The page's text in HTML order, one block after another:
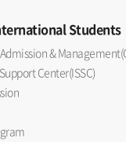
Students
&
Center(ISSC)